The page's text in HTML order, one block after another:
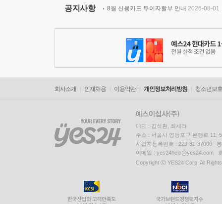
공지사항 8월 신용카드 무이자할부 안내 2026-08-01
회사소개 인재채용 이용약관 개인정보처리방침 청소년보
대표 : 김석환, 최세라
주소 : 서울시 영등포구 은행로 11,
사업자등록번호 : 229-81-37000
이메일 : yes24help@yes24.com
Copyright ⓒ YES24 Corp. All